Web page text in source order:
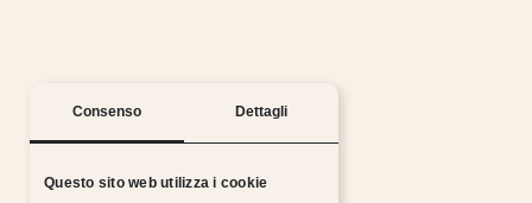
Consenso Dettagli
Questo sito web utilizza i cookie